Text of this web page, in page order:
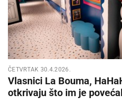
ČETVRTAK 30.4.2026.
Vlasnici La Bouma,
otkrivaju što im je